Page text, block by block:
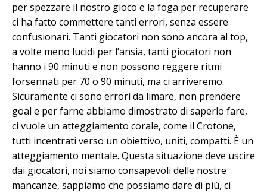
per spezzare il nostro gioco e la foga per recuperare
ci ha fatto commettere tanti errori, senza essere
confusionari. Tanti giocatori non sono ancora al top,
a volte meno lucidi per l’ansia, tanti giocatori non
hanno i 90 minuti e non possono reggere ritmi
forsennati per 70 o 90 minuti, ma ci arriveremo.
Sicuramente ci sono errori da limare, non prendere
goal e per farne abbiamo dimostrato di saperlo fare,
ci vuole un atteggiamento corale, come il Crotone,
tutti incentrati verso un obiettivo, uniti, compatti. È un
atteggiamento mentale. Questa situazione deve uscire
dai giocatori, noi siamo consapevoli delle nostre
mancanze, sappiamo che possiamo dare di più, ci